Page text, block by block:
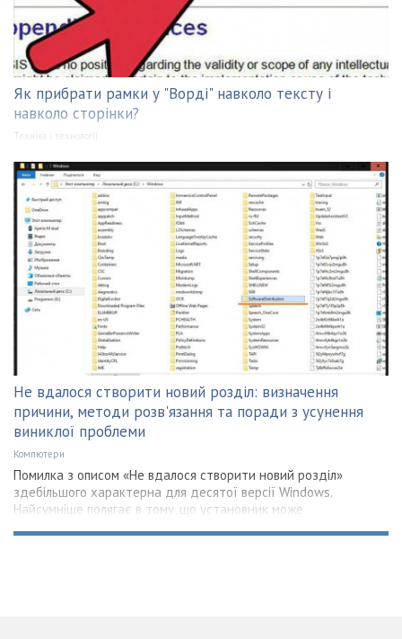
Як прибрати рамки у "Ворді" навколо тексту і
навколо сторінки?
Техніка і технології
Не вдалося створити новий розділ: визначення
причини, методи розв'язання та поради з усунення
виниклої проблеми
Компютери
Помилка з описом «Не вдалося створити новий розділ»
здебільшого характерна для десятої версії Windows.
Найсумніше полягає в тому, що установник може